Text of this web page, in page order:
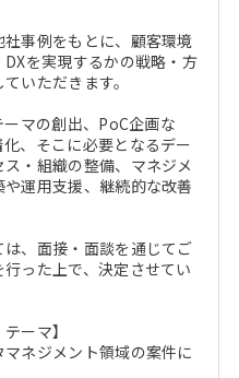
事例をもとに、顧客環境
を実現するかの戦略・方
いただきます。
マの創出、PoC企画な
、そこに必要となるデー
・組織の整備、マネジメ
運用支援、継続的な改善
、面接・面談を通じてご
った上で、決定させてい
ーマ】
ネジメント領域の案件に